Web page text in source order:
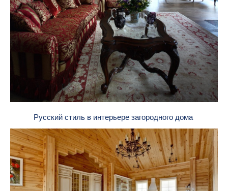
Русский стиль в интерьере загородного дома